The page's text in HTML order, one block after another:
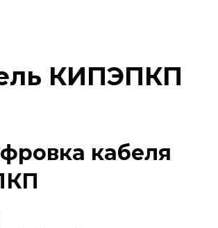
КИПЭПКП
кабеля